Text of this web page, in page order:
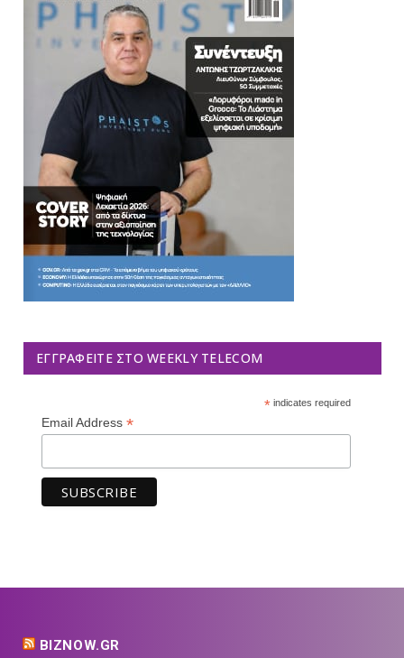
ΕΓΓΡΑΦΕΊΤΕ ΣΤΟ WEEKLY TELECOM
*indicates required
Email Address *
BIZNOW.GR